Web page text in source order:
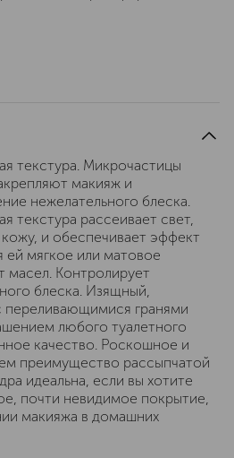
текстура. Микрочастицы
макияж и
нежелательного блеска.
текстура рассеивает свет,
кожу, и обеспечивает эффект
ей мягкое или матовое
масел. Контролирует
блеска. Изящный,
переливающимися гранями
любого туалетного
качество. Роскошное и
преимущество рассыпчатой
идеальна, если вы хотите
почти невидимое покрытие,
макияжа в домашних